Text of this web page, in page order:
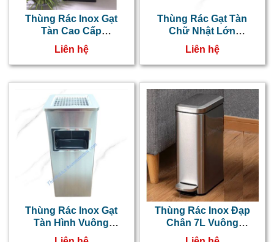
Thùng Rác Inox Gạt
Tàn Cao Cấp
NT0103047
Liên hệ
Thùng Rác Gạt Tàn
Chữ Nhật Lớn
NT0103076
Liên hệ
Thùng Rác Inox Gạt
Tàn Hình Vuông
NT0103009
Thùng Rác Inox Đạp
Chân 7L Vuông
NT0103054